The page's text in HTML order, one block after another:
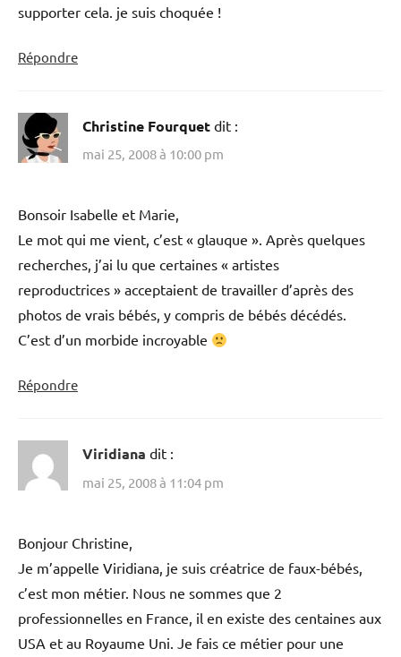
supporter cela. je suis choquée !
Répondre
Christine Fourquet dit :
mai 25, 2008 à 10:00 pm
Bonsoir Isabelle et Marie,
Le mot qui me vient, c’est « glauque ». Après quelques
recherches, j’ai lu que certaines « artistes
reproductrices » acceptaient de travailler d’après des
photos de vrais bébés, y compris de bébés décédés.
C’est d’un morbide incroyable
Répondre
Viridiana dit :
mai 25, 2008 à 11:04 pm
Bonjour Christine,
Je m’appelle Viridiana, je suis créatrice de faux-bébés,
c’est mon métier. Nous ne sommes que 2
professionnelles en France, il en existe des centaines aux
USA et au Royaume Uni. Je fais ce métier pour une